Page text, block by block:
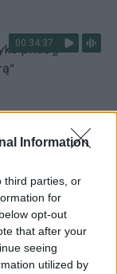
Information
third parties, or
for
opt-out
that after your
seeing
utilized by
00:34:37
prieš jį
00:39:08
– apie
00:40:47
vyrui J.